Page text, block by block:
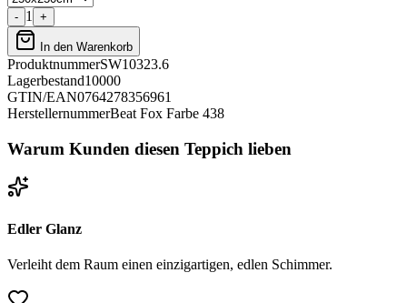
- 1 +
In den Warenkorb
ProduktnummerSW10323.6
Lagerbestand10000
GTIN/EAN0764278356961
HerstellernummerBeat Fox Farbe 438
Warum Kunden diesen Teppich lieben
Edler Glanz
Verleiht dem Raum einen einzigartigen, edlen Schimmer.